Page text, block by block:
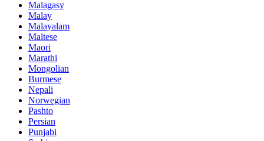
Malagasy
Malay
Malayalam
Maltese
Maori
Marathi
Mongolian
Burmese
Nepali
Norwegian
Pashto
Persian
Punjabi